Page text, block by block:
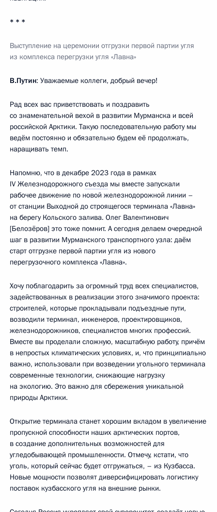
* * *
Выступление на церемонии отгрузки первой партии угля
из комплекса перегрузки угля «Лавна»
В.Путин: Уважаемые коллеги, добрый вечер!
Рад всех вас приветствовать и поздравить
со знаменательной вехой в развитии Мурманска и всей
российской Арктики. Такую последовательную работу мы
ведём постоянно и обязательно будем её продолжать,
наращивать темп.
Напомню, что в декабре 2023 года в рамках
IV Железнодорожного съезда мы вместе запускали
рабочее движение по новой железнодорожной линии –
от станции Выходной до строящегося терминала «Лавна»
на берегу Кольского залива. Олег Валентинович
[Белозёров] это тоже помнит. А сегодня делаем очередной
шаг в развитии Мурманского транспортного узла: даём
старт отгрузке первой партии угля из нового
перегрузочного комплекса «Лавна».
Хочу поблагодарить за огромный труд всех специалистов,
задействованных в реализации этого значимого проекта:
строителей, которые прокладывали подъездные пути,
возводили терминал, инженеров, проектировщиков,
железнодорожников, специалистов многих профессий.
Вместе вы проделали сложную, масштабную работу, причём
в непростых климатических условиях, и, что принципиально
важно, использовали при возведении угольного терминала
современные технологии, снижающие нагрузку
на экологию. Это важно для сбережения уникальной
природы Арктики.
Открытие терминала станет хорошим вкладом в увеличение
пропускной способности наших арктических портов,
в создание дополнительных возможностей для
угледобывающей промышленности. Отмечу, кстати, что
уголь, который сейчас будет отгружаться, – из Кузбасса.
Новые мощности позволят диверсифицировать логистику
поставок кузбасского угля на внешние рынки.